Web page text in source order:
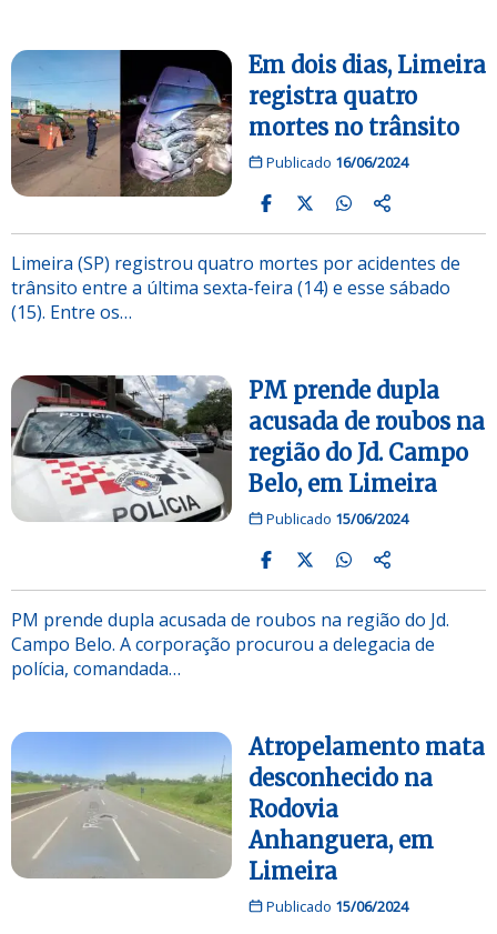
Em dois dias, Limeira
registra quatro
mortes no trânsito
Publicado 16/06/2024
Limeira (SP) registrou quatro mortes por acidentes de
trânsito entre a última sexta-feira (14) e esse sábado
(15). Entre os…
PM prende dupla
acusada de roubos na
região do Jd. Campo
Belo, em Limeira
Publicado 15/06/2024
PM prende dupla acusada de roubos na região do Jd.
Campo Belo. A corporação procurou a delegacia de
polícia, comandada…
Atropelamento mata
desconhecido na
Rodovia
Anhanguera, em
Limeira
Publicado 15/06/2024